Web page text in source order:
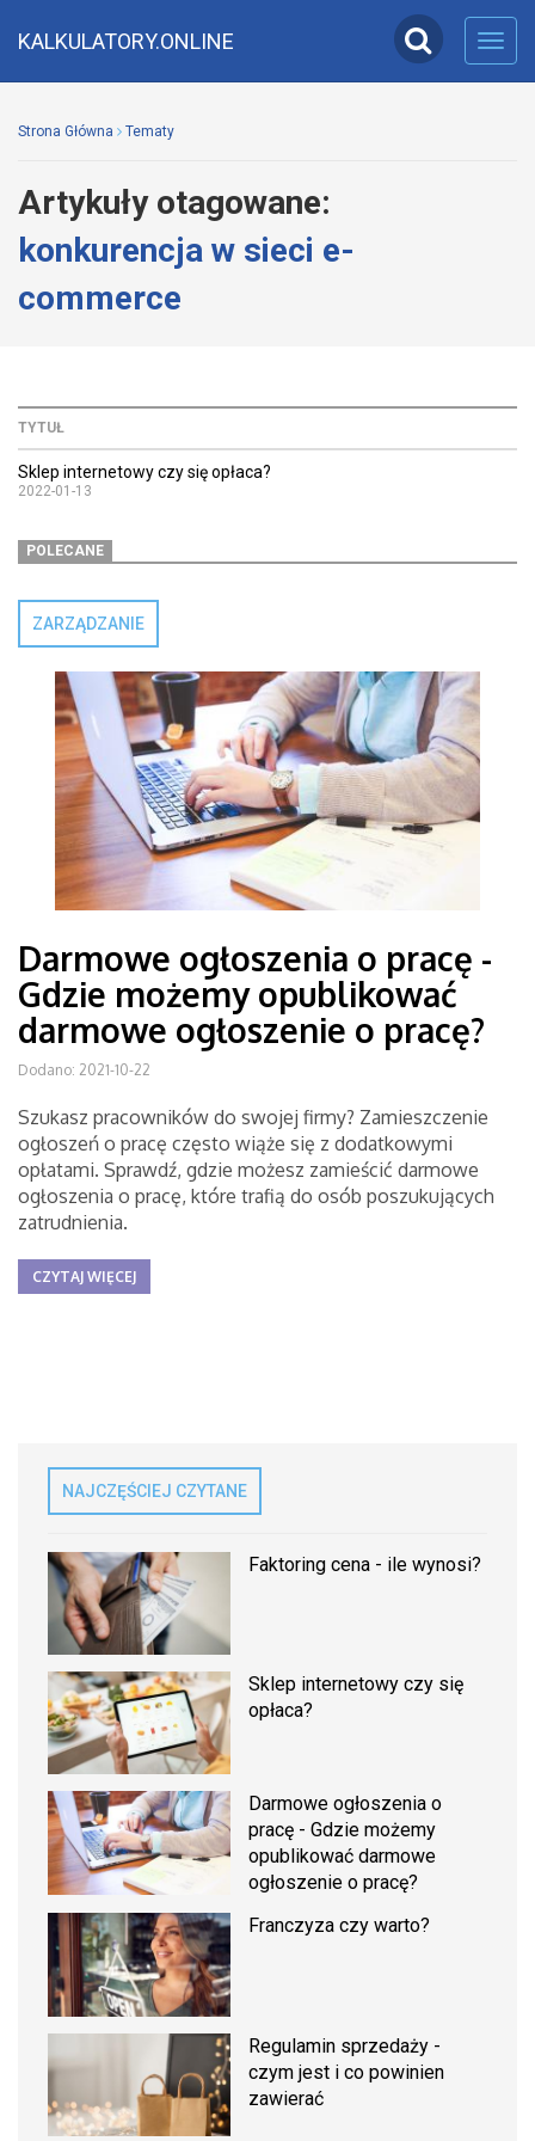
KALKULATORY.ONLINE
Strona Główna Tematy
Artykuły otagowane:
konkurencja w sieci e-
commerce
TYTUŁ
Sklep internetowy czy się opłaca?
2022-01-13
POLECANE
ZARZĄDZANIE
Darmowe ogłoszenia o pracę -
Gdzie możemy opublikować
darmowe ogłoszenie o pracę?
Dodano: 2021-10-22
Szukasz pracowników do swojej firmy? Zamieszczenie
ogłoszeń o pracę często wiąże się z dodatkowymi
opłatami. Sprawdź, gdzie możesz zamieścić darmowe
ogłoszenia o pracę, które trafią do osób poszukujących
zatrudnienia.
CZYTAJ WIĘCEJ
NAJCZĘŚCIEJ CZYTANE
Faktoring cena - ile wynosi?
Sklep internetowy czy się
opłaca?
Darmowe ogłoszenia o
pracę - Gdzie możemy
opublikować darmowe
ogłoszenie o pracę?
Franczyza czy warto?
Regulamin sprzedaży -
czym jest i co powinien
zawierać